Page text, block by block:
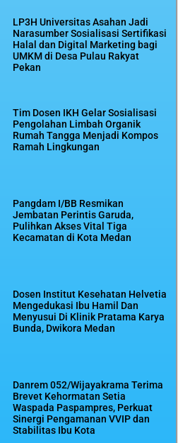
LP3H Universitas Asahan Jadi
Narasumber Sosialisasi Sertifikasi
Halal dan Digital Marketing bagi
UMKM di Desa Pulau Rakyat
Pekan
Tim Dosen IKH Gelar Sosialisasi
Pengolahan Limbah Organik
Rumah Tangga Menjadi Kompos
Ramah Lingkungan
Pangdam I/BB Resmikan
Jembatan Perintis Garuda,
Pulihkan Akses Vital Tiga
Kecamatan di Kota Medan
Dosen Institut Kesehatan Helvetia
Mengedukasi Ibu Hamil Dan
Menyusui Di Klinik Pratama Karya
Bunda, Dwikora Medan
Danrem 052/Wijayakrama Terima
Brevet Kehormatan Setia
Waspada Paspampres, Perkuat
Sinergi Pengamanan VVIP dan
Stabilitas Ibu Kota